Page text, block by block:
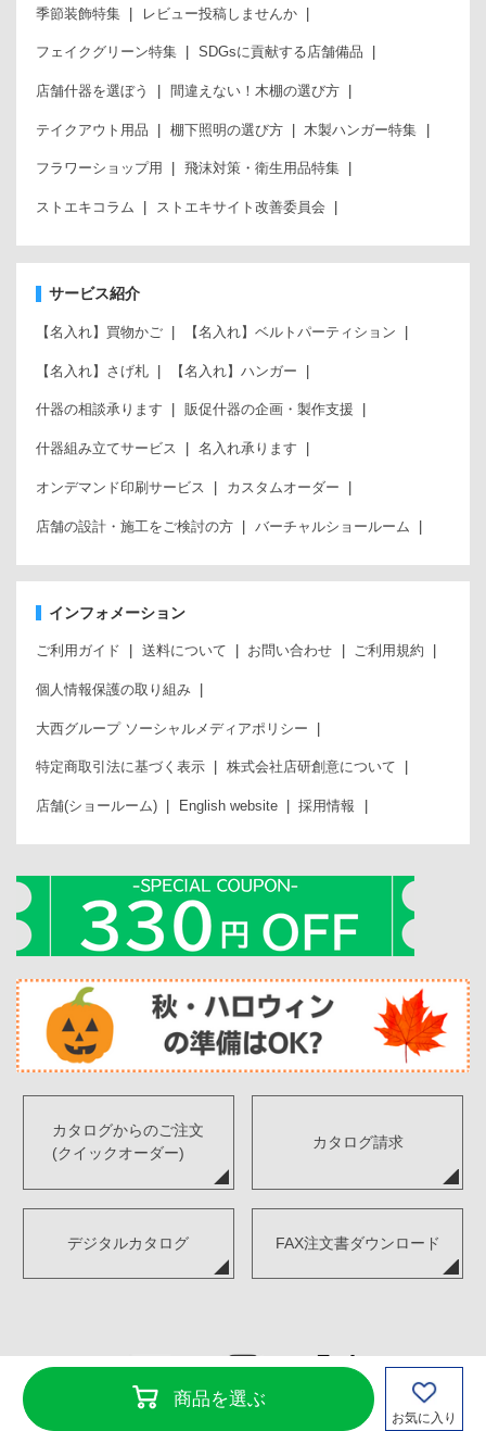
商品を選ぶ
お気に入り
季節装飾特集 レビュー投稿しませんか
フェイクグリーン特集 SDGsに貢献する店舗備品
店舗什器を選ぼう 間違えない！木棚の選び方
テイクアウト用品 棚下照明の選び方 木製ハンガー特集
フラワーショップ用 飛沫対策・衛生用品特集
ストエキコラム ストエキサイト改善委員会
サービス紹介
【名入れ】買物かご 【名入れ】ベルトパーティション
【名入れ】さげ札 【名入れ】ハンガー
什器の相談承ります 販促什器の企画・製作支援
什器組み立てサービス 名入れ承ります
オンデマンド印刷サービス カスタムオーダー
店舗の設計・施工をご検討の方 バーチャルショールーム
インフォメーション
ご利用ガイド 送料について お問い合わせ ご利用規約
個人情報保護の取り組み
大西グループ ソーシャルメディアポリシー
特定商取引法に基づく表示 株式会社店研創意について
店舗(ショールーム) English website 採用情報
カタログからのご注文
(クイックオーダー)
カタログ請求
デジタルカタログ FAX注文書ダウンロード